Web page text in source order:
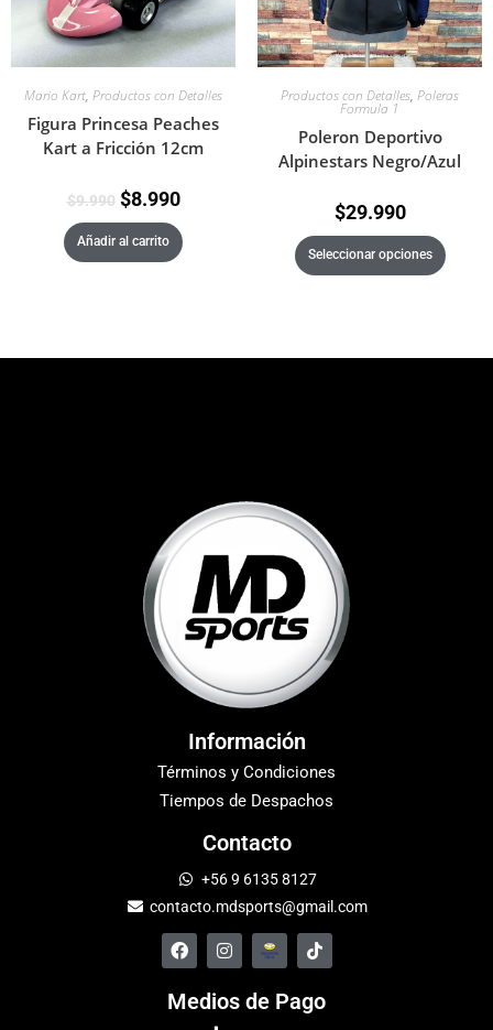
Mario Kart, Productos con Detalles
Figura Princesa Peaches
Kart a Fricción 12cm
$9.990 $8.990
Añadir al carrito
Productos con Detalles, Poleras
Formula 1
Poleron Deportivo
Alpinestars Negro/Azul
$29.990
Seleccionar opciones
Información
Términos y Condiciones
Tiempos de Despachos
Contacto
+56 9 6135 8127
contacto.mdsports@gmail.com
Medios de Pago